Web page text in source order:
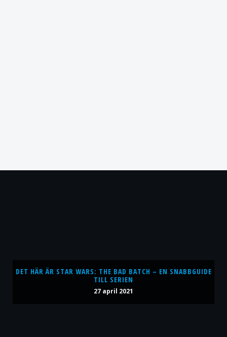
DET HÄR ÄR STAR WARS: THE BAD BATCH – EN SNABBGUIDE
TILL SERIEN
27 april 2021